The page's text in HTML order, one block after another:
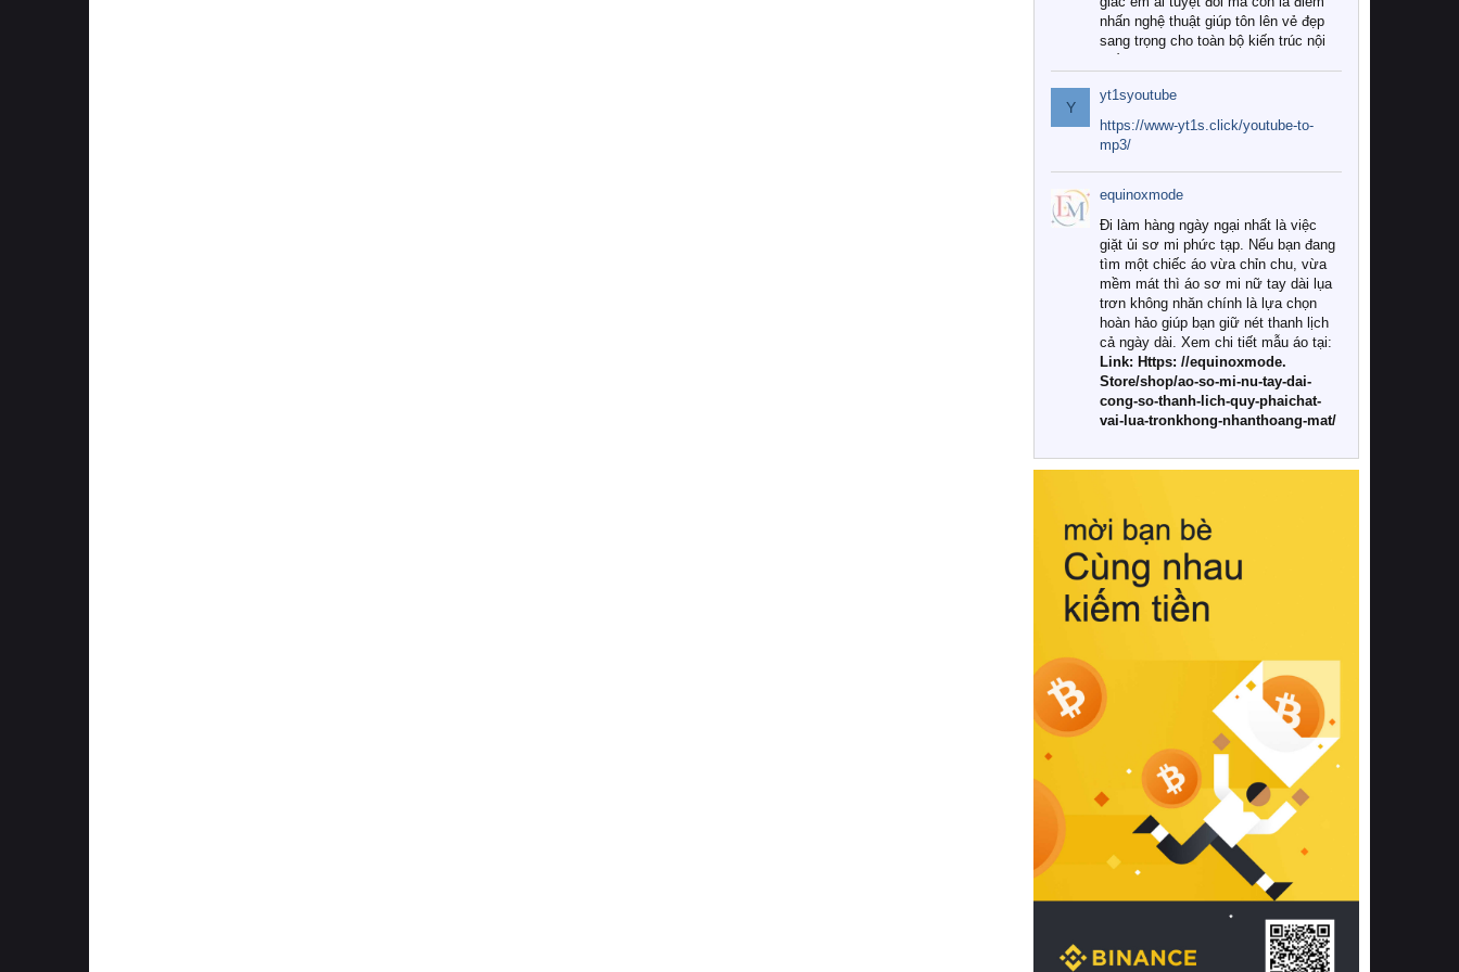
nhấn nghệ thuật giúp tôn lên vẻ đẹp
sang trọng cho toàn bộ kiến trúc nội
Tuy nhiên, giữa thị trường đa dạng
với vô vàn thương hiệu và mẫu mã
như hiện nay, làm thế nào để chọn
được những bộ chăn ga gối đệm cao
cấp thực sự chất lượng, phù hợp với
khí hậu và nhu cầu sử dụng của gia
đình? Hãy cùng chúng tôi đi tìm lời
giải đáp chi tiết qua bài viết dưới đây.
1. Tại sao các gia đình hiện đại lại ưa
chuộng chăn ga gối đệm cao cấp?
Khác với các dòng sản phẩm thông
thường, những bộ chăn ga gối đệm
cao cấp trải qua quy trình sản xuất
nghiêm ngặt từ khâu chọn lọc nguyên
liệu tự nhiên đến công nghệ dệt
nhuộm hiện đại không chứa hóa chất
này, bạn sẽ cảm nhận rõ rệt sự khác
hồi chuẩn xác của phần đệm nâng đỡ
cột sống.
Bên cạnh đó, việc lựa chọn các dòng
sản phẩm đạt chuẩn chất lượng quốc
tế còn giúp ngăn ngừa tình trạng kích
khuẩn và nấm mốc trong điều kiện
thời tiết nóng ẩm. Bạn có thể tìm hiểu
thêm các nghiên cứu khoa học về tác
động của giấc ngủ và môi trường
phòng ngủ đối với sức khỏe con
người tại Sleep Foundation (External
Link) để có cái nhìn toàn diện hơn.
2. Các tiêu chí vàng khi lựa chọn
chăn ga gối đệm cao cấp cho phòng
ngủ
Để sở hữu một bộ chăn ga gối đệm
cao cấp hoàn hảo cả về thẩm mỹ lẫn
công năng, người tiêu dùng cần cân
nhắc kỹ lưỡng các tiêu chí quan trọng
Y
yt1syoutube
https://www-yt1s.click/youtube-to-
mp3/
equinoxmode
Đi làm hàng ngày ngại nhất là việc
giặt ủi sơ mi phức tạp. Nếu bạn đang
tìm một chiếc áo vừa chỉn chu, vừa
mềm mát thì áo sơ mi nữ tay dài lụa
trơn không nhăn chính là lựa chọn
hoàn hảo giúp bạn giữ nét thanh lịch
cả ngày dài. Xem chi tiết mẫu áo tại:
Link: Https: //equinoxmode.
Store/shop/ao-so-mi-nu-tay-dai-
cong-so-thanh-lich-quy-phaichat-
vai-lua-tronkhong-nhanthoang-mat/